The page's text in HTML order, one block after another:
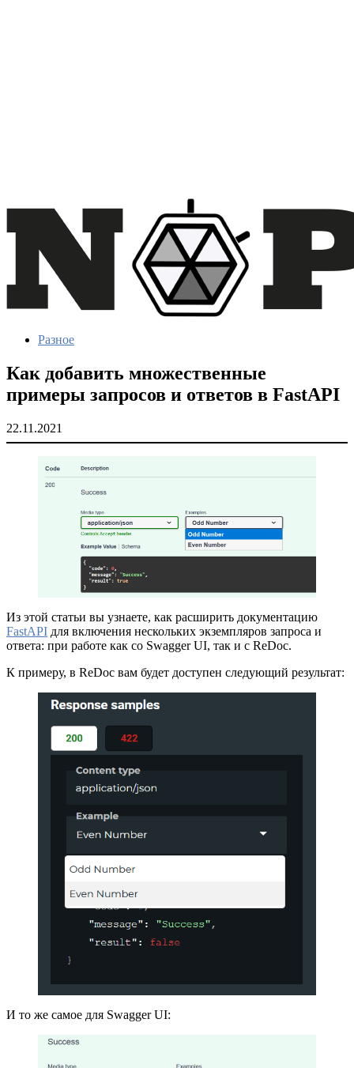
Разное
Как добавить множественные
примеры запросов и ответов в FastAPI
22.11.2021
Из этой статьи вы узнаете, как расширить документацию
FastAPI для включения нескольких экземпляров запроса и
ответа: при работе как со Swagger UI, так и с ReDoc.
К примеру, в ReDoc вам будет доступен следующий результат:
И то же самое для Swagger UI: